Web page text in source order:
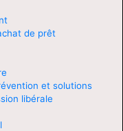
de prêt
et solutions
libérale